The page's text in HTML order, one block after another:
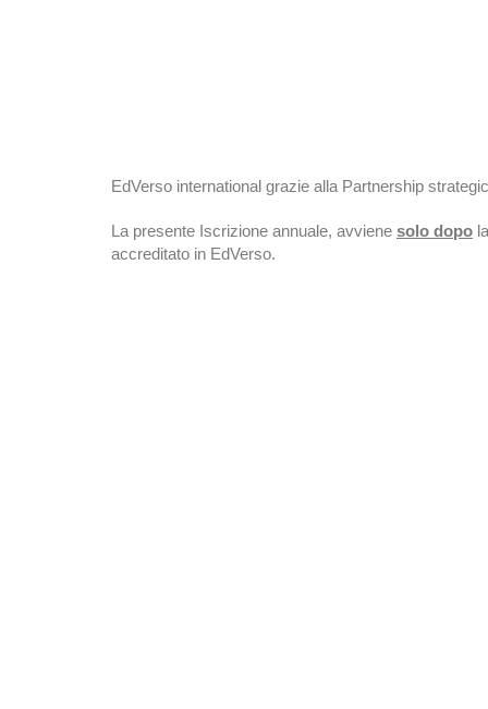
EdVerso international grazie alla Partnership
La presente Iscrizione annuale, avviene solo dopo
accreditato in EdVerso.